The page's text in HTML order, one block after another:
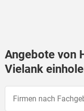
Angebote von
Vielank